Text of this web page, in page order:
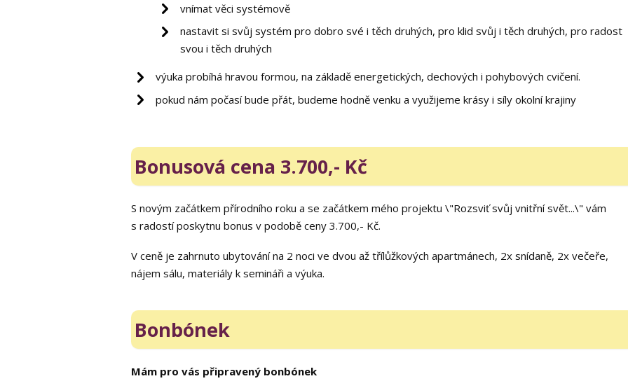
vnímat věci systémově
nastavit si svůj systém pro dobro své i těch druhých, pro klid svůj i těch druhých, pro radost
svou i těch druhých
výuka probíhá hravou formou, na základě energetických, dechových i pohybových cvičení.
pokud nám počasí bude přát, budeme hodně venku a využijeme krásy i síly okolní krajiny
Bonusová cena 3.700,- Kč
S novým začátkem přírodního roku a se začátkem mého projektu \"Rozsviť svůj vnitřní svět...\" vám
s radostí poskytnu bonus v podobě ceny 3.700,- Kč.
V ceně je zahrnuto ubytování na 2 noci ve dvou až třílůžkových apartmánech, 2x snídaně, 2x večeře,
nájem sálu, materiály k semináři a výuka.
Bonbónek
Mám pro vás připravený bonbónek